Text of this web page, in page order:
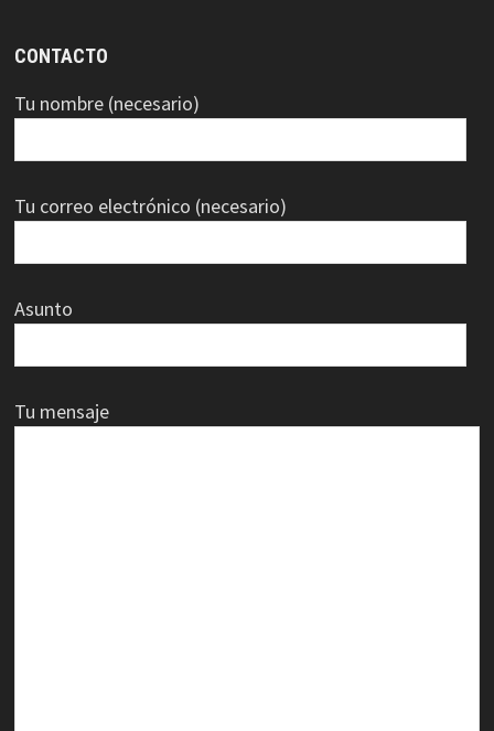
CONTACTO
Tu nombre (necesario)
Tu correo electrónico (necesario)
Asunto
Tu mensaje